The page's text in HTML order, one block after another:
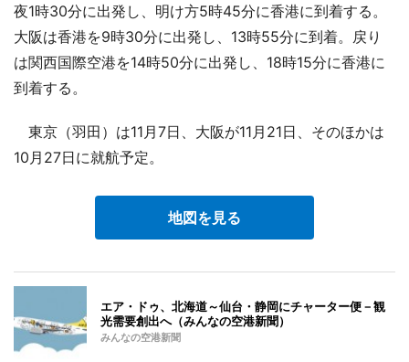
夜1時30分に出発し、明け方5時45分に香港に到着する。
大阪は香港を9時30分に出発し、13時55分に到着。戻り
は関西国際空港を14時50分に出発し、18時15分に香港に
到着する。
東京（羽田）は11月7日、大阪が11月21日、そのほかは
10月27日に就航予定。
地図を見る
エア・ドゥ、北海道～仙台・静岡にチャーター便－観
光需要創出へ（みんなの空港新聞）
みんなの空港新聞